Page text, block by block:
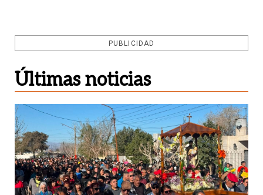
PUBLICIDAD
Últimas noticias